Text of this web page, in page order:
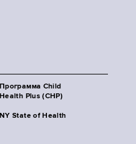
Программа Child
Health Plus (CHP)
NY State of Health